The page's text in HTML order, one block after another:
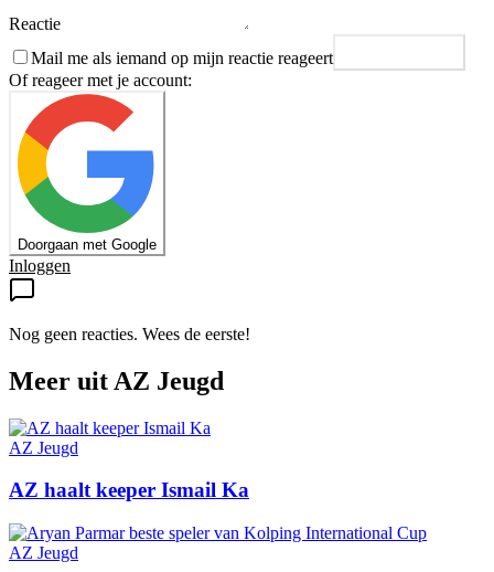
Reactie
Mail me als iemand op mijn reactie reageert
Of reageer met je account:
Doorgaan met Google
Inloggen
Nog geen reacties. Wees de eerste!
Meer uit AZ Jeugd
AZ Jeugd
AZ haalt keeper Ismail Ka
AZ Jeugd